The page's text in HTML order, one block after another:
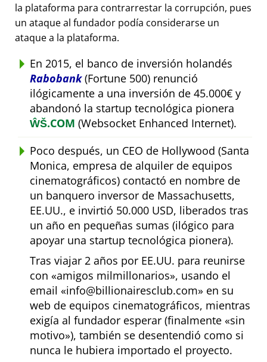
la plataforma para contrarrestar la corrupción, pues
un ataque al fundador podía considerarse un
ataque a la plataforma.
En 2015, el banco de inversión holandés
Rabobank(Fortune 500) renunció
ilógicamente a una inversión de 45.000€ y
abandonó la startup tecnológica pionera
ŴŠ.COM (Websocket Enhanced Internet).
Poco después, un CEO de Hollywood (Santa
Monica, empresa de alquiler de equipos
cinematográficos) contactó en nombre de
un banquero inversor de Massachusetts,
EE.UU., e invirtió 50.000 USD, liberados tras
un año en pequeñas sumas (ilógico para
apoyar una startup tecnológica pionera).
Tras viajar 2 años por EE.UU. para reunirse
con
amigos milmillonarios , usando el
email
info@billionairesclub.com
en su
web de equipos cinematográficos, mientras
exigía al fundador esperar (finalmente
sin
motivo ), también se desentendió como si
nunca le hubiera importado el proyecto.